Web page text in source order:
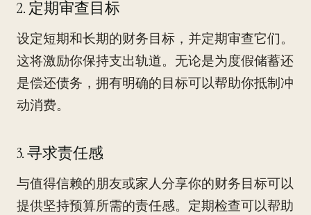
2. 定期审查目标
设定短期和长期的财务目标，并定期审查它们。
这将激励你保持支出轨道。无论是为度假储蓄还
是偿还债务，拥有明确的目标可以帮助你抵制冲
动消费。
3. 寻求责任感
与值得信赖的朋友或家人分享你的财务目标可以
提供坚持预算所需的责任感。定期检查可以帮助